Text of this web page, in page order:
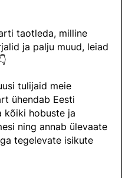
taotleda, milline
ja palju muud, leiad
tulijaid meie
ühendab Eesti
kõiki hobuste ja
ning annab ülevaate
tegelevate isikute